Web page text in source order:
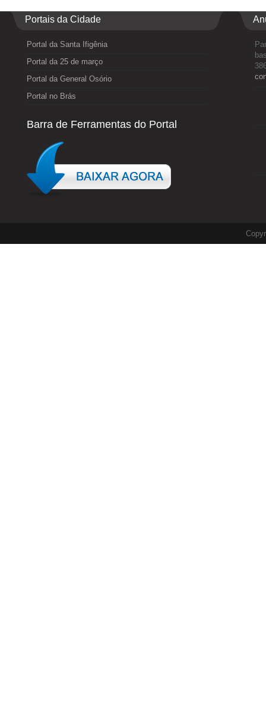
Portais da Cidade
Portal da Santa Ifigênia
Portal da 25 de março
Portal da General Osório
Portal no Brás
Barra de Ferramentas do Portal